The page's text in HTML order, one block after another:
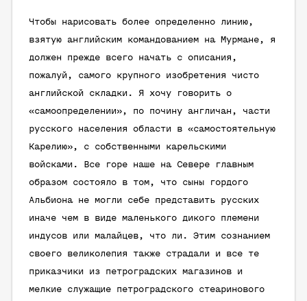
Чтобы нарисовать более определенно линию,
взятую английским командованием на Мурмане, я
должен прежде всего начать с описания,
пожалуй, самого крупного изобретения чисто
английской складки. Я хочу говорить о
«самоопределении», по почину англичан, части
русского населения области в «самостоятельную
Карелию», с собственными карельскими
войсками. Все горе наше на Севере главным
образом состояло в том, что сыны гордого
Альбиона не могли себе представить русских
иначе чем в виде маленького дикого племени
индусов или малайцев, что ли. Этим сознанием
своего великолепия также страдали и все те
приказчики из петроградских магазинов и
мелкие служащие петроградского стеаринового